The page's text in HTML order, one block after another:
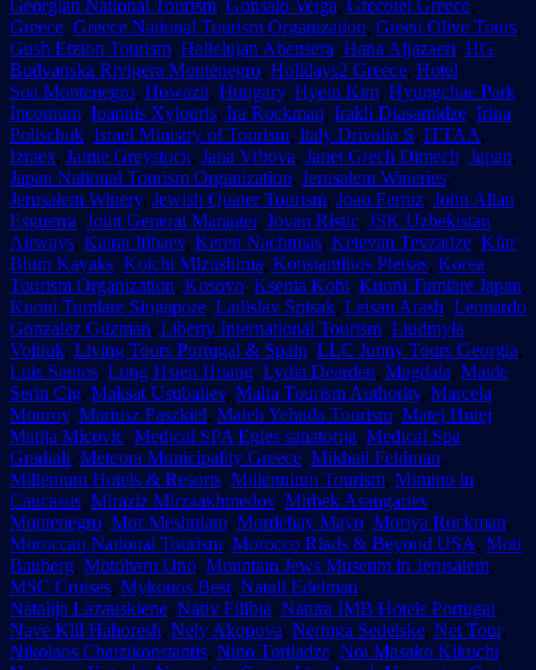
Georgian National Tourism, Gonsalo Veiga, Grecotel Greece,
Greece, Greece National Tourism Organization, Green Olive Tours,
Gush Etzion Tourism, Hallelujan Abensera, Hana Aljazaeri, HG
Budvanska Rivigera Montenegro, Holidays2 Greece, Hotel
Soa Montenegro, Howazit, Hungary, Hyein Kim, Hyungchae Park,
Incomum, Ioannis Xylouris, Ira Rockman, Irakli Diasamidze, Irina
Polischuk, Israel Ministry of Tourism, Italy Drivalia S, ITTAA,
Izraex, Jamie Greystock, Jana Vrbova, Janet Grech Dimech, Japan,
Japan National Tourism Organization, Jerusalem Wineries,
Jerusalem Winery, Jewish Quater Tourism, Joao Ferraz, John Allan
Esguerra, Joint General Manager, Jovan Ristic, JSK Uzbekistan
Airways, Kairat Itibaev, Keren Nachmias, Ketevan Tevzadze, Kfar
Blum Kayaks, Koichi Mizushima, Konstantinos Pletsas, Korea
Tourism Organization, Kosovo, Ksenia Kobi, Kuoni Tumlare Japan,
Kuoni Tumlare Singapore, Ladislav Spisak, Leisan Arash, Leonardo
Gonzalez Guzman, Liberty International Tourism, Liudmyla
Voitiuk, Living Tours Portugal & Spain, LLC Junny Tours Georgia,
Luis Santos, Lung Hsien Huang, Lydia Dearden, Magdala, Maide
Serin Cig, Maksat Usubaliev, Malta Tourism Authority, Marcela
Monroy, Mariusz Paszkiel, Mateh Yehuda Tourism, Matej Hutej,
Matija Micovic, Medical SPA Egles sanatorija, Medical Spa
Gradiali, Meteora Municipality Greece, Mikhail Feldman,
Millenium Hotels & Resorts, Millennium Tourism, Mimino in
Caucasus, Miraziz Mirzaakhmedov, Mirbek Asangariev,
Montenegro, Mor Meshulam, Mordehay Mayo, Moriya Rockman,
Moroccan National Tourism, Morocco Riads & Beyond USA, Moti
Bauberg, Motoharu Ono, Mountain Jews Museum in Jerusalem,
MSC Cruises, Mykonos Best, Natali Edelman,
Natalija Lazauskiene, Nativ Filibia, Natura IMB Hotels Portugal,
Nave Klil Hahoresh, Nely Akopova, Neringa Sedelske, Net Tour,
Nikolaos Chatzikonstantis, Nino Tortladze, Noi Masako Kikuchi,